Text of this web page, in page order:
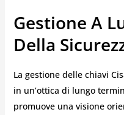
Gestione A
Della
La gestione delle chiavi
in un’ottica di lungo
promuove una visione